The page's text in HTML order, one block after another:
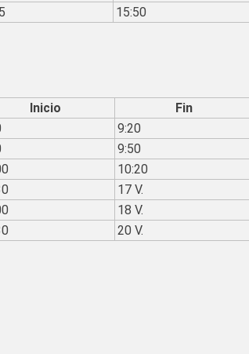
15:50
Inicio
Fin
9:20
9:50
10:20
17 V.
18 V.
20 V.